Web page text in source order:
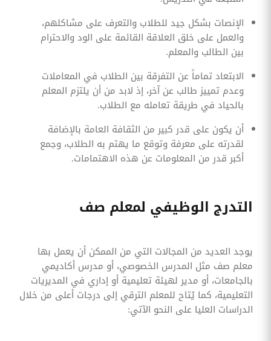
الإنصات بشكل جيد للطلاب والتعرف على مشاكلهم،
والعمل على خلق العلاقة القائمة على الود والاحترام
بين الطالب والمعلم.
الابتعاد تماماً عن التفرقة بين الطلاب في المعاملات
وعدم تمييز طالب عن آخر، إذ لابد من أن يلتزم المعلم
بالحياد في طريقة تعامله مع الطلاب.
أن يكون على قدر كبير من الثقافة العامة بالإضافة
لقدرته على معرفة وتوقع ما يهتم به الطلاب، وجمع
أكبر قدر من المعلومات عن هذه الاهتمامات.
التدرج الوظيفي لمعلم صف
يوجد العديد من المجالات التي من الممكن أن يعمل بها
معلم صف مثل المدرس الخصوصي، أو مدرس أكاديمي
بالجامعات، أو مدير لهيئة تعليمية أو إداري في المديريات
التعليمية، كما يُتاح للمعلم الترقي إلى درجات أعلى من خلال
الدراسات العليا على النحو الآتي: